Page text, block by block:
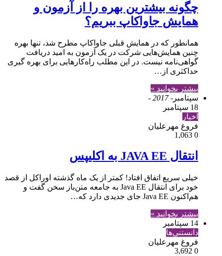
چگونه بیشترین بهره را از آزمون و
همایش جاواکاپ ببریم؟
همانطور که در همایش‌ قبلی جاواکاپ مطرح شد، تنها بهره
چنین همایش‌هایی شرکت در یک آزمون به امید دریافت
گواهی‌نامه نیست. در این مطلب راه‌کارهایی برای بهره گیری
حداکثری از…
بیشتر بخوانید »
سپتامبر - 2017 -
18 سپتامبر
اخبار
فروغ مهرعلیان
0
انتقال JAVA EE به اکلیپس
خیلی سریع اتفاق افتاد! کمتر از یک ماه گذشته اوراکل از قصد
خود برای انتقال Java EE به جامعه متن‌باز سخن گفت و
هم‌اکنون Java EE جای جدیدی دارد که…
بیشتر بخوانید »
14 سپتامبر
دانستنی‌ها
فروغ مهرعلیان
0